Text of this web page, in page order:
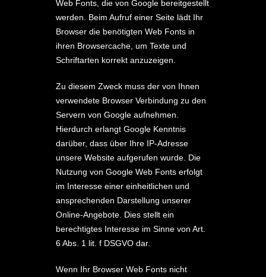
Web Fonts, die von Google bereitgestellt
werden. Beim Aufruf einer Seite lädt Ihr
Browser die benötigten Web Fonts in
ihren Browsercache, um Texte und
Schriftarten korrekt anzuzeigen.
Zu diesem Zweck muss der von Ihnen
verwendete Browser Verbindung zu den
Servern von Google aufnehmen.
Hierdurch erlangt Google Kenntnis
darüber, dass über Ihre IP-Adresse
unsere Website aufgerufen wurde. Die
Nutzung von Google Web Fonts erfolgt
im Interesse einer einheitlichen und
ansprechenden Darstellung unserer
Online-Angebote. Dies stellt ein
berechtigtes Interesse im Sinne von Art.
6 Abs. 1 lit. f DSGVO dar.
Wenn Ihr Browser Web Fonts nicht